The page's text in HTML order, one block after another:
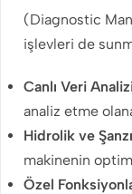
(Diagnostic
işlevleri de
Canlı Veri
analiz etme
Hidrolik ve
makinenin
Özel